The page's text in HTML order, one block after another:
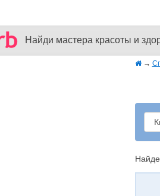
Найди мастера красоты и
→